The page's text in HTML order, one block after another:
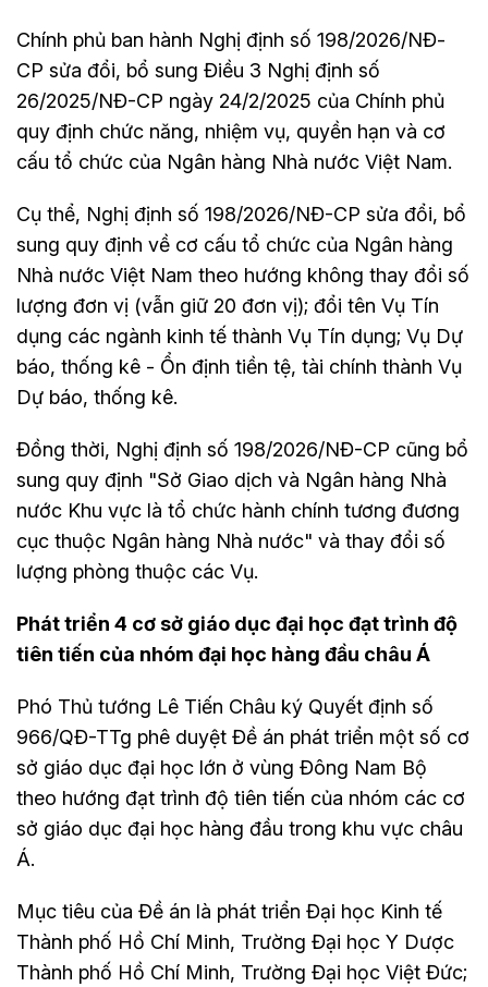
Chính phủ ban hành Nghị định số 198/2026/NĐ-
CP sửa đổi, bổ sung Điều 3 Nghị định số
26/2025/NĐ-CP ngày 24/2/2025 của Chính phủ
quy định chức năng, nhiệm vụ, quyền hạn và cơ
cấu tổ chức của Ngân hàng Nhà nước Việt Nam.
Cụ thể, Nghị định số 198/2026/NĐ-CP sửa đổi, bổ
sung quy định về cơ cấu tổ chức của Ngân hàng
Nhà nước Việt Nam theo hướng không thay đổi số
lượng đơn vị (vẫn giữ 20 đơn vị); đổi tên Vụ Tín
dụng các ngành kinh tế thành Vụ Tín dụng; Vụ Dự
báo, thống kê - Ổn định tiền tệ, tài chính thành Vụ
Dự báo, thống kê.
Đồng thời, Nghị định số 198/2026/NĐ-CP cũng bổ
sung quy định "Sở Giao dịch và Ngân hàng Nhà
nước Khu vực là tổ chức hành chính tương đương
cục thuộc Ngân hàng Nhà nước" và thay đổi số
lượng phòng thuộc các Vụ.
Phát triển 4 cơ sở giáo dục đại học đạt trình độ
tiên tiến của nhóm đại học hàng đầu châu Á
Phó Thủ tướng Lê Tiến Châu ký Quyết định số
966/QĐ-TTg phê duyệt Đề án phát triển một số cơ
sở giáo dục đại học lớn ở vùng Đông Nam Bộ
theo hướng đạt trình độ tiên tiến của nhóm các cơ
sở giáo dục đại học hàng đầu trong khu vực châu
Á.
Mục tiêu của Đề án là phát triển Đại học Kinh tế
Thành phố Hồ Chí Minh, Trường Đại học Y Dược
Thành phố Hồ Chí Minh, Trường Đại học Việt Đức;